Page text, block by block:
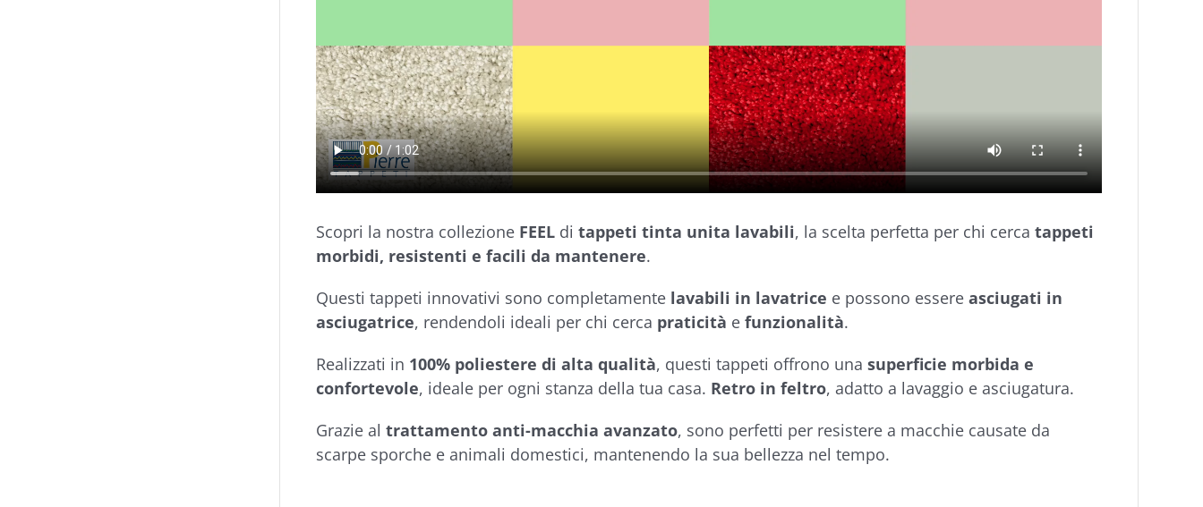
Scopri la nostra collezione FEELdi tappeti tinta unita lavabili, la scelta perfetta per chi cerca tappeti
morbidi, resistenti e facili da mantenere.
Questi tappeti innovativi sono completamentelavabili in lavatrice e possono essere asciugati in
asciugatrice, rendendoli ideali per chi cerca praticità e funzionalità.
Realizzati in 100% poliestere di alta qualità, questi tappeti offrono una superficie morbida e
confortevole, ideale per ogni stanza della tua casa. Retro in feltro, adatto a lavaggio e asciugatura.
Grazie al trattamento anti-macchia avanzato, sono perfetti per resistere a macchie causate da
scarpe sporche e animali domestici, mantenendo la sua bellezza nel tempo.